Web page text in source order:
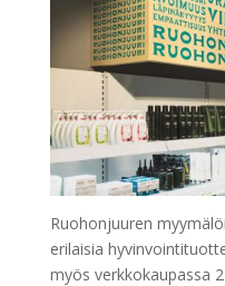
Ruohonjuuren
erilaisia
myös verkkokaupassa